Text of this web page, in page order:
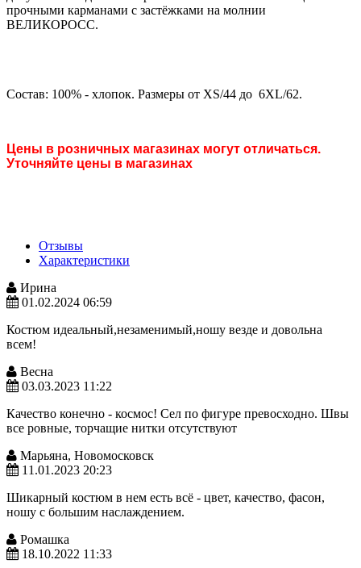
прочными карманами с застёжками на молнии
ВЕЛИКОРОСС.
Состав: 100% - хлопо­к. Размеры от XS/44 до 6XL/­62.
Цены в розничных магазинах могут отличаться.
Уточняйте цены в магазинах
Отзывы
Характеристики
Ирина
01.02.2024 06:59
Костюм идеальный,незаменимый,ношу везде и довольна
всем!
Весна
03.03.2023 11:22
Качество конечно - космос! Сел по фигуре превосходно. Швы
все ровные, торчащие нитки отсутствуют
Марьяна, Новомосковск
11.01.2023 20:23
Шикарный костюм в нем есть всё - цвет, качество, фасон,
ношу с большим наслаждением.
Ромашка
18.10.2022 11:33